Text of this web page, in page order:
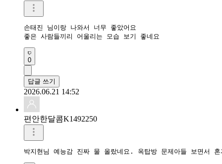
손태진 님이랑 나와서 너무 좋았어요
좋은 사람들끼리 어울리는 모습 보기 좋네요
0
답글 쓰기
2026.06.21 14:52
편안한달콤K1492250
박지현님 예능감 진짜 물 올랐네요. 옥탑방 문제아들 보면서